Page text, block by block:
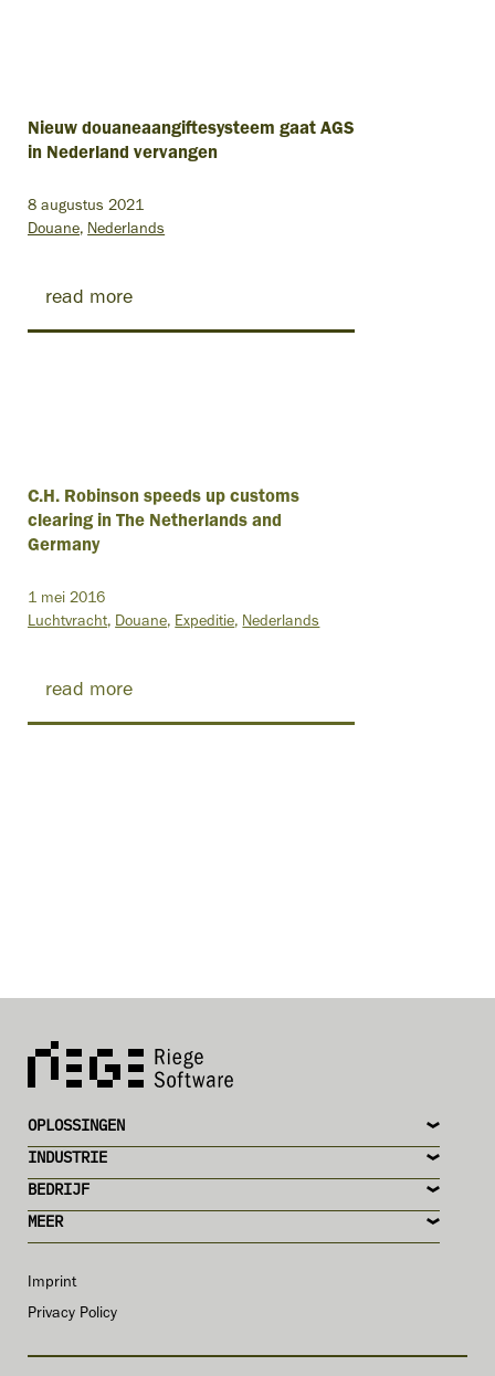
Nieuw douaneaangiftesysteem gaat AGS
in Nederland vervangen
8 augustus 2021
Douane Nederlands
read more
C.H. Robinson speeds up customs
clearing in The Netherlands and
Germany
1 mei 2016
Luchtvracht Douane Expeditie Nederlands
read more
MEER
BEDRIJF
INDUSTRIE
OPLOSSINGEN
Imprint
Privacy Policy